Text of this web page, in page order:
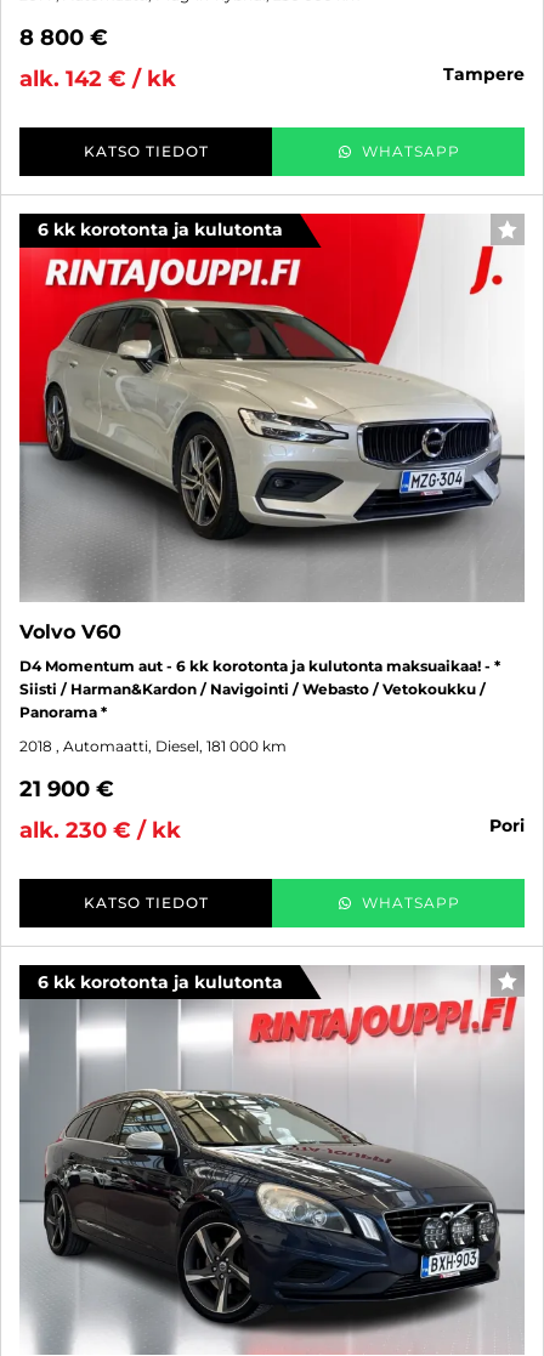
8 800 €
alk. 142 € / kk
tampere
KATSO TIEDOT WHATSAPP
6 kk korotonta ja kulutonta
Volvo V60
D4 Momentum aut - 6 kk korotonta ja kulutonta maksuaikaa! - *
Siisti / Harman&Kardon / Navigointi / Webasto / Vetokoukku /
Panorama *
2018 , Automaatti, Diesel, 181 000 km
21 900 €
alk. 230 € / kk
pori
KATSO TIEDOT WHATSAPP
6 kk korotonta ja kulutonta